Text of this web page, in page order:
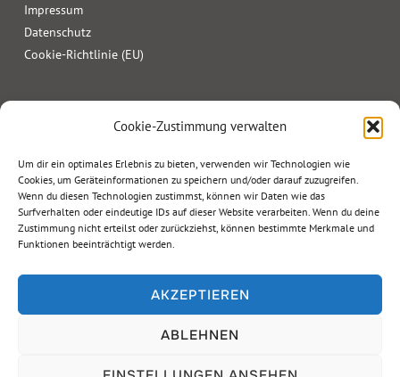
Cookie-Zustimmung verwalten
Um dir ein optimales Erlebnis zu bieten, verwenden wir Technologien wie
Cookies, um Geräteinformationen zu speichern und/oder darauf zuzugreifen.
Wenn du diesen Technologien zustimmst, können wir Daten wie das
Surfverhalten oder eindeutige IDs auf dieser Website verarbeiten. Wenn du deine
Zustimmung nicht erteilst oder zurückziehst, können bestimmte Merkmale und
Funktionen beeinträchtigt werden.
AKZEPTIEREN
ABLEHNEN
Impressum
Datenschutz
Cookie-Richtlinie (EU)